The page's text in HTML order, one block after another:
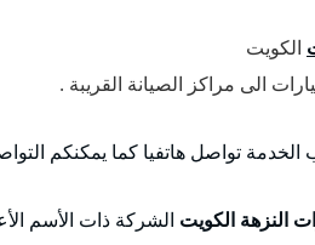
الكويت
الى مراكز الصيانة القريبة .
الخدمة تواصل هاتفيا كما يمكنكم
النزهة الكويت الشركة ذات الأسم